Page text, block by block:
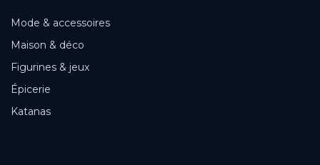
Mode & accessoires
Maison & déco
Figurines & jeux
Épicerie
Katanas